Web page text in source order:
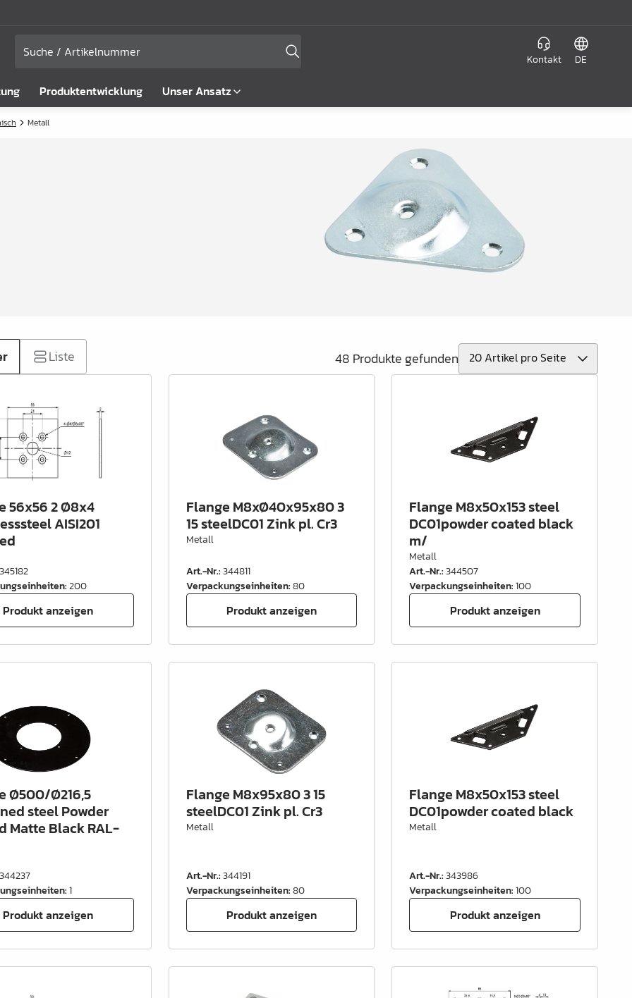
Kontakt DE
Produktentwicklung Unser Ansatz
Metall
Liste 48 Produkte gefunden
56x56 2 Ø8x4
AISI201
345182
:200
Produkt anzeigen
Flange M8xØ40x95x80 3
15 steelDC01 Zink pl. Cr3
Metall
Art.-Nr.:344811
Verpackungseinheiten:80
Produkt anzeigen
Flange M8x50x153 steel
DC01powder coated black
m/
Metall
Art.-Nr.:344507
Verpackungseinheiten:100
Produkt anzeigen
Ø500/Ø216,5
steel Powder
Matte Black RAL-
344237
:1
Produkt anzeigen
Flange M8x95x80 3 15
steelDC01 Zink pl. Cr3
Metall
Art.-Nr.:344191
Verpackungseinheiten:80
Produkt anzeigen
Flange M8x50x153 steel
DC01powder coated black
Metall
Art.-Nr.:343986
Verpackungseinheiten:100
Produkt anzeigen